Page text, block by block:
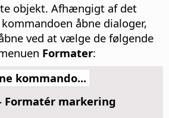
objekt. Afhængigt af det
åbne dialoger,
ved at vælge de følgende
Formater:
kommando...
Formatér markering